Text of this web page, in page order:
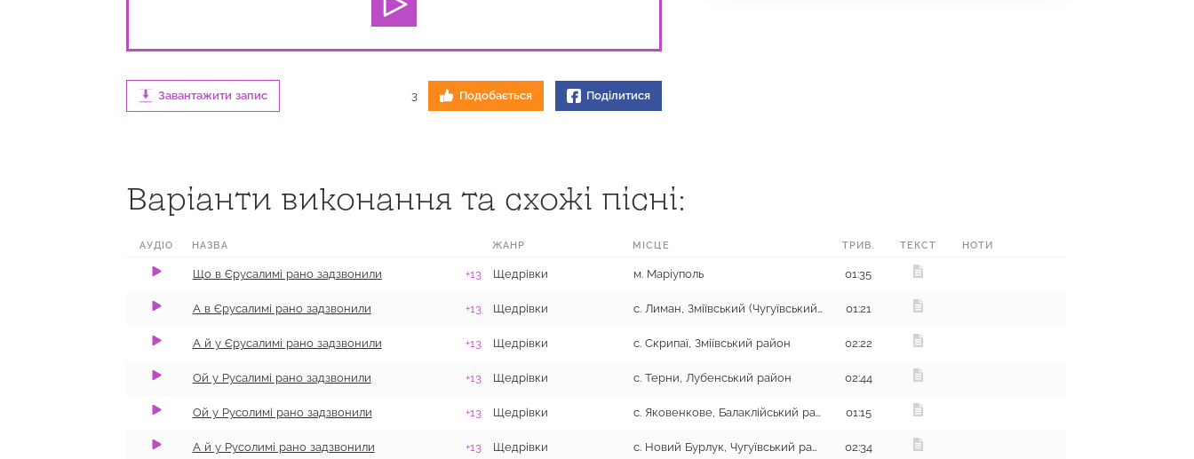
Завантажити запис 3 Подобається Поділитися
Варіанти виконання та схожі пісні:
АУДІО НАЗВА ЖАНР МІСЦЕ ТРИВ. ТЕКСТ НОТИ
Що в Єрусалимі рано задзвонили +13 Щедрівки м. Маріуполь 01:35
А в Єрусалимі рано задзвонили +13 Щедрівки с. Лиман, Зміївський (Чугуївський) район 01:21
А й у Єрусалимі рано задзвонили +13 Щедрівки с. Скрипаї, Зміївський район 02:22
Ой у Русалимі рано задзвонили +13 Щедрівки с. Терни, Лубенський район 02:44
Ой у Русолимі рано задзвонили +13 Щедрівки с. Яковенкове, Балаклійський район 01:15
А й у Русолимі рано задзвонили +13 Щедрівки с. Новий Бурлук, Чугуївський район 02:34